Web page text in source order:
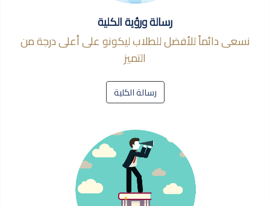
رسالة ورؤية الكلية
نسعى دائماً للأفضل للطلاب ليكونو على أعلى درجة من
التميز
رسالة الكلية